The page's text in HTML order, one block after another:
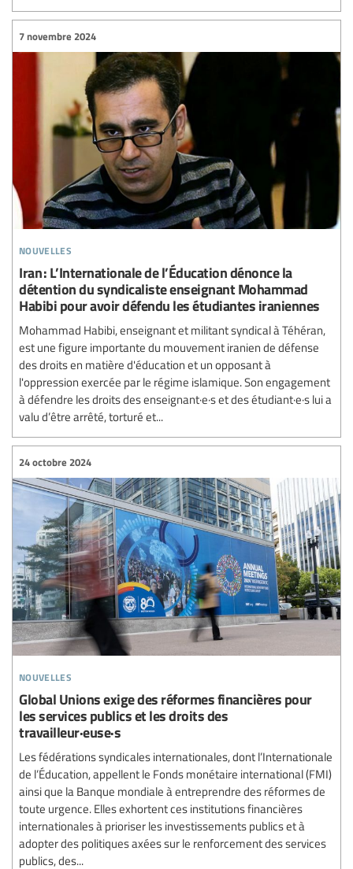
nouvelles
7 novembre 2024
Iran : L’Internationale de l’Éducation dénonce la
détention du syndicaliste enseignant Mohammad
Habibi pour avoir défendu les étudiantes iraniennes
Mohammad Habibi, enseignant et militant syndical à Téhéran,
est une figure importante du mouvement iranien de défense
des droits en matière d'éducation et un opposant à
l'oppression exercée par le régime islamique. Son engagement
à défendre les droits des enseignant·e·s et des étudiant·e·s lui a
valu d’être arrêté, torturé et...
nouvelles
24 octobre 2024
Global Unions exige des réformes financières pour
les services publics et les droits des
travailleur·euse·s
Les fédérations syndicales internationales, dont l’Internationale
de l’Éducation, appellent le Fonds monétaire international (FMI)
ainsi que la Banque mondiale à entreprendre des réformes de
toute urgence. Elles exhortent ces institutions financières
internationales à prioriser les investissements publics et à
adopter des politiques axées sur le renforcement des services
publics, des...